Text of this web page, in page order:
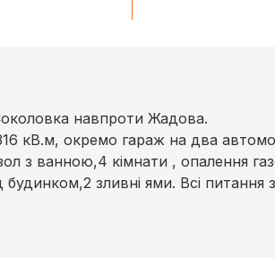
навпроти Жадова.
кВ.м, окремо гараж на два
з ванною,4 кімнати , опалення
будинком,2 зливні ями. Всі питання